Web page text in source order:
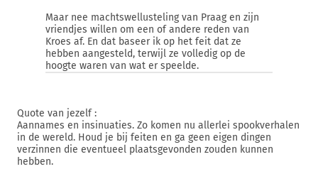
Maar nee machtswellusteling van Praag en zijn
vriendjes willen om een of andere reden van
Kroes af. En dat baseer ik op het feit dat ze
hebben aangesteld, terwijl ze volledig op de
hoogte waren van wat er speelde.
Quote van jezelf :
Aannames en insinuaties. Zo komen nu allerlei spookverhalen
in de wereld. Houd je bij feiten en ga geen eigen dingen
verzinnen die eventueel plaatsgevonden zouden kunnen
hebben.